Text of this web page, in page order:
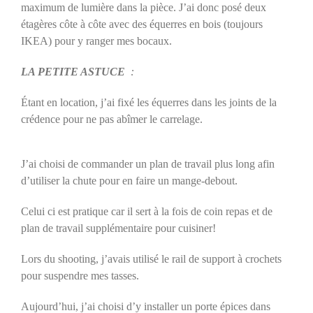
maximum de lumière dans la pièce. J’ai donc posé deux
étagères côte à côte avec des équerres en bois (toujours
IKEA) pour y ranger mes bocaux.
LA PETITE ASTUCE :
Étant en location, j’ai fixé les équerres dans les joints de la
crédence pour ne pas abîmer le carrelage.
J’ai choisi de commander un plan de travail plus long afin
d’utiliser la chute pour en faire un mange-debout.
Celui ci est pratique car il sert à la fois de coin repas et de
plan de travail supplémentaire pour cuisiner!
Lors du shooting, j’avais utilisé le rail de support à crochets
pour suspendre mes tasses.
Aujourd’hui, j’ai choisi d’y installer un porte épices dans